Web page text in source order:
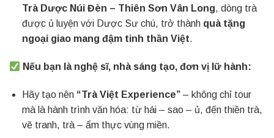
Trà Dược Núi Đèn – Thiên Sơn Vân Long, dòng trà
được ủ luyện với Dược Sư chú, trở thành quà tặng
ngoại giao mang đậm tinh thần Việt.
Nếu bạn là nghệ sĩ, nhà sáng tạo, đơn vị lữ hành:
Hãy tạo nên “Trà Việt Experience”– không chỉ tour
mà là hành trình văn hóa: từ hái – sao – ủ, đến thiền trà,
vẽ tranh, trà – ẩm thực vùng miền.